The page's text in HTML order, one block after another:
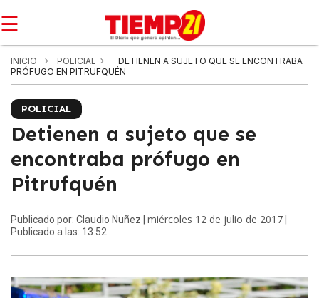
☰
INICIO POLICIAL
DETIENEN A SUJETO QUE SE ENCONTRABA
PRÓFUGO EN PITRUFQUÉN
POLICIAL
Detienen a sujeto que se
encontraba prófugo en
Pitrufquén
Publicado por: Claudio Nuñez | miércoles 12 de julio de 2017
Publicado a las: 13:52